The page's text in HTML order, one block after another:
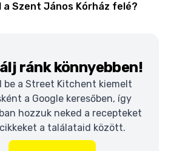
a Szent János Kórház felé?
ránk könnyebben!
be a Street Kitchent kiemelt
a Google keresőben, így
hozzuk neked a recepteket
a találataid között.